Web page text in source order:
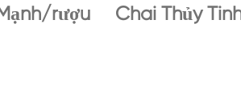
rượu
Chai Thủy